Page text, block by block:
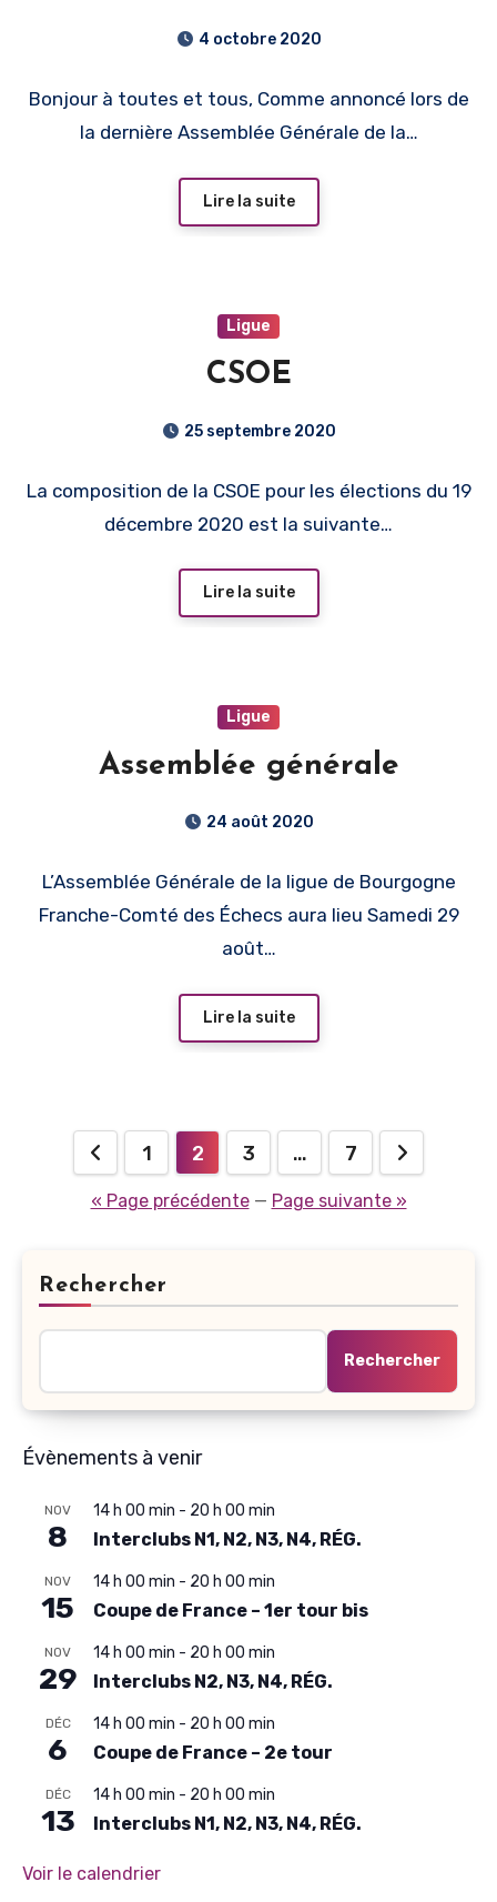
BFC des Echecs
4 octobre 2020
Bonjour à toutes et tous, Comme annoncé lors de
la dernière Assemblée Générale de la…
Lire la suite
Ligue
CSOE
25 septembre 2020
La composition de la CSOE pour les élections du 19
décembre 2020 est la suivante…
Lire la suite
Ligue
Assemblée générale
24 août 2020
L’Assemblée Générale de la ligue de Bourgogne
Franche-Comté des Échecs aura lieu Samedi 29
août…
Lire la suite
Pagination
1 2 3 … 7
« Page précédente— Page suivante »
Rechercher
Rechercher
Évènements à venir
NOV
8
14 h 00 min - 20 h 00 min
Interclubs N1, N2, N3, N4, RÉG.
NOV
15
14 h 00 min - 20 h 00 min
Coupe de France – 1er tour bis
NOV
29
14 h 00 min - 20 h 00 min
Interclubs N2, N3, N4, RÉG.
DÉC
6
14 h 00 min - 20 h 00 min
Coupe de France – 2e tour
DÉC
13
14 h 00 min - 20 h 00 min
Interclubs N1, N2, N3, N4, RÉG.
Voir le calendrier